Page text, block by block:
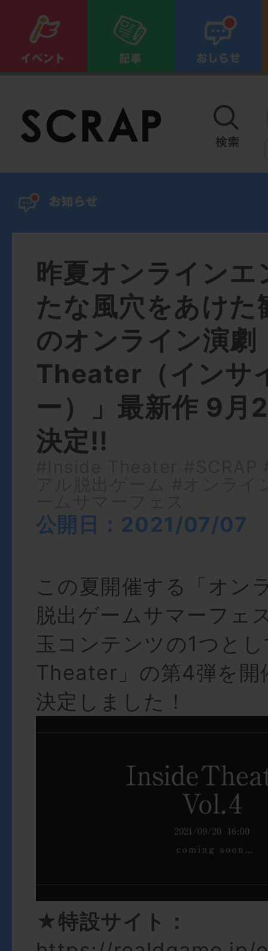
昨夏オンラインエ
たな風穴をあけた
のオンライン演
Theater（インサ
ー）」最新作 9月
決定!!
公開日：2021/07/07
この夏開催する「オン
脱出ゲームサマーフェ
玉コンテンツの1つと
Theater」の第4弾を開
決定しました！
★特設サイト：